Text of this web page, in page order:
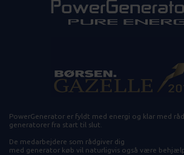
PowerGenerator er fyldt med energi og klar med
generatorer fra start til slut.
De medarbejdere som rådgiver dig
med generator køb vil naturligvis også være